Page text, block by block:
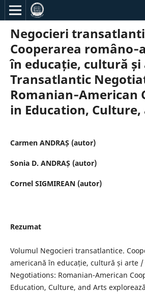
Negocieri
Cooperarea
în educație, cultură
Transatlantic
Romanian‐American
in Education,
Carmen ANDRAȘ (autor)
Sonia D. ANDRAȘ (autor)
Cornel SIGMIREAN (autor)
Rezumat
Volumul Negocieri transatlantice.
americană în educație, cultură și arte
Negotiations: Romanian-American
Education, Culture, and Arts